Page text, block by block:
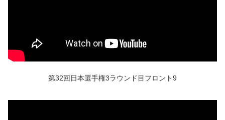
第32回日本選手権3ラウンド目フロント9